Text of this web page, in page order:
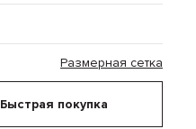
Размерная сетка
Быстрая покупка